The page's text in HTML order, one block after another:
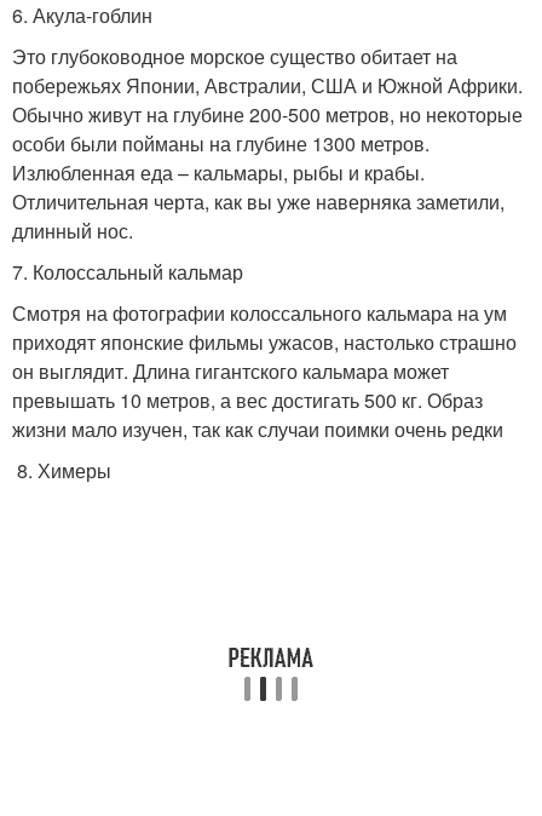
6. Акула-гоблин
Это глубоководное морское существо обитает на
побережьях Японии, Австралии, США и Южной Африки.
Обычно живут на глубине 200-500 метров, но некоторые
особи были пойманы на глубине 1300 метров.
Излюбленная еда – кальмары, рыбы и крабы.
Отличительная черта, как вы уже наверняка заметили,
длинный нос.
7. Колоссальный кальмар
Смотря на фотографии колоссального кальмара на ум
приходят японские фильмы ужасов, настолько страшно
он выглядит. Длина гигантского кальмара может
превышать 10 метров, а вес достигать 500 кг. Образ
жизни мало изучен, так как случаи поимки очень редки
8. Химеры